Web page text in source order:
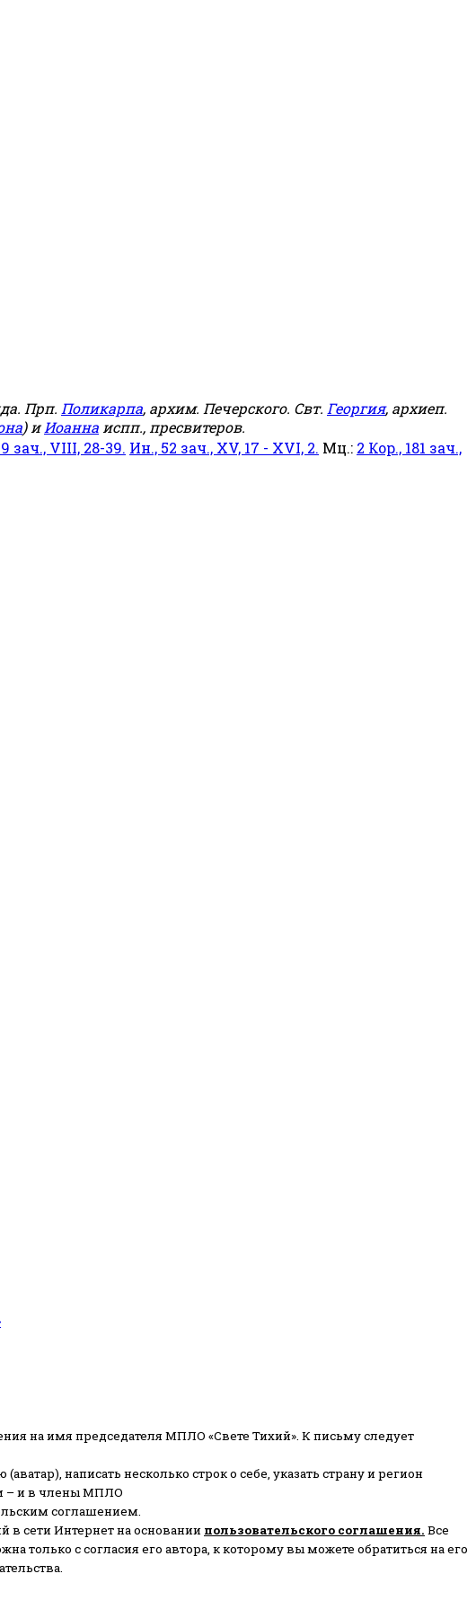
Прп. Поликарпа, архим. Печерского. Свт. Георгия, архиеп.
) иИоанна испп., пресвитеров.
зач., VIII, 28-39. Ин., 52 зач., XV, 17 - XVI, 2. Мц.: 2 Кор., 181 зач.,
на имя председателя МПЛО «Свете Тихий». К письму следует
написать несколько строк о себе, указать страну и регион
– и в члены МПЛО
соглашением.
в сети Интернет на основании пользовательского соглашения. Все
только с согласия его автора, к которому вы можете обратиться на его